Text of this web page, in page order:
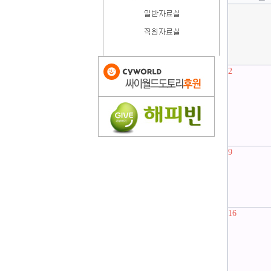
2
9
16